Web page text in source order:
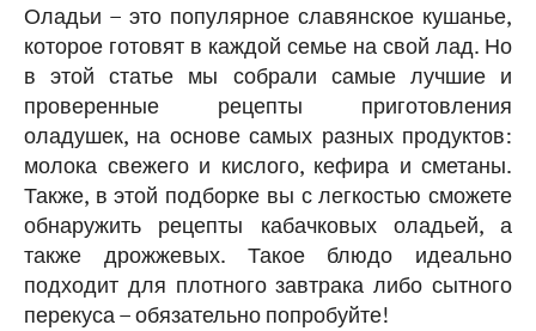
Оладьи – это популярное славянское кушанье,
которое готовят в каждой семье на свой лад. Но
в этой статье мы собрали самые лучшие и
проверенные рецепты приготовления
оладушек, на основе самых разных продуктов:
молока свежего и кислого, кефира и сметаны.
Также, в этой подборке вы с легкостью сможете
обнаружить рецепты кабачковых оладьей, а
также дрожжевых. Такое блюдо идеально
подходит для плотного завтрака либо сытного
перекуса – обязательно попробуйте!